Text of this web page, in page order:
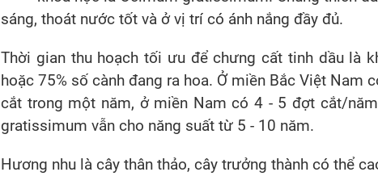
sáng, thoát nước tốt và ở vị trí có ánh nắng đầy đủ.
Thời gian thu hoạch tối ưu để chưng cất tinh dầu là
hoặc 75% số cành đang ra hoa. Ở miền Bắc Việt Nam
cắt trong một năm, ở miền Nam có 4 - 5 đợt cắt/
gratissimum vẫn cho năng suất từ ​​5 - 10 năm.
Hương nhu là cây thân thảo, cây trưởng thành có thể